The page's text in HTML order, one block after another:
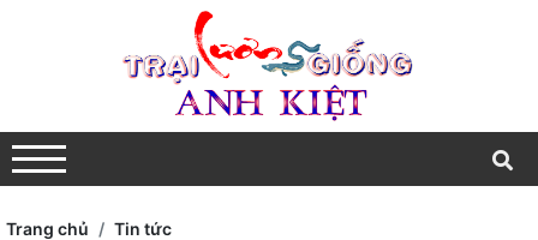
Trang chủ
Tin tức